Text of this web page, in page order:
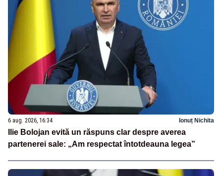
6 aug. 2026, 16:34 Ionuț Nichita
Ilie Bolojan evită un răspuns clar despre averea
partenerei sale: „Am respectat întotdeauna legea”